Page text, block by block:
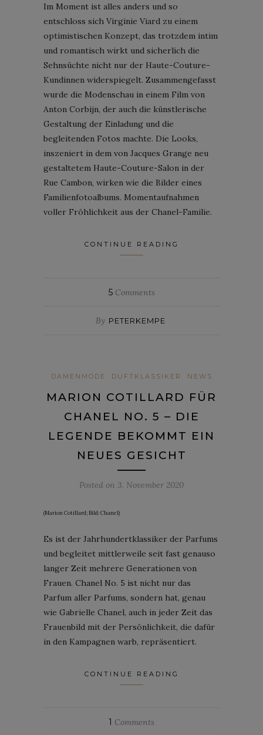
Im Moment ist alles anders und so
entschloss sich Virginie Viard zu einem
optimistischen Konzept, das trotzdem intim
und romantisch wirkt und sicherlich die
Sehnsüchte nicht nur der Haute-Couture-
Kundinnen widerspiegelt. Zusammengefasst
wurde die Modenschau in einem Film von
Anton Corbijn, der auch die künstlerische
Gestaltung der Einladung und die
begleitenden Fotos machte. Die Looks,
inszeniert in dem von Jacques Grange neu
gestaltetem Haute-Couture-Salon in der
Rue Cambon, wirken wie die Bilder eines
Familienfotoalbums. Momentaufnahmen
voller Fröhlichkeit aus der Chanel-Familie.
CONTINUE READING
5Comments
By PETERKEMPE
DAMENMODE DUFTKLASSIKER NEWS
MARION COTILLARD FÜR
CHANEL NO. 5 – DIE
LEGENDE BEKOMMT EIN
NEUES GESICHT
Posted on 3. November 2020
(Marion Cotillard; Bild: Chanel)
Es ist der Jahrhundertklassiker der Parfums
und begleitet mittlerweile seit fast genauso
langer Zeit mehrere Generationen von
Frauen. Chanel No. 5 ist nicht nur das
Parfum aller Parfums, sondern hat, genau
wie Gabrielle Chanel, auch in jeder Zeit das
Frauenbild mit der Persönlichkeit, die dafür
in den Kampagnen warb, repräsentiert.
CONTINUE READING
1 Comments